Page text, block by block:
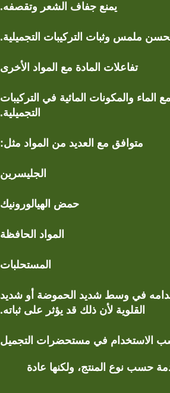
يمنع جفاف الشعر وتقصفه.
ملمس وثبات التركيبات التجميلية.
تفاعلات المادة مع المواد الأخرى
الماء والمكونات المائية في التركيبات
التجميلية.
متوافق مع العديد من المواد مثل:
الجليسرين
حمض الهيالورونيك
المواد الحافظة
المستحلبات
في وسط شديد الحموضة أو شديد
القلوية لأن ذلك قد يؤثر على ثباته.
الاستخدام في مستحضرات التجميل
حسب نوع المنتج، ولكنها عادة